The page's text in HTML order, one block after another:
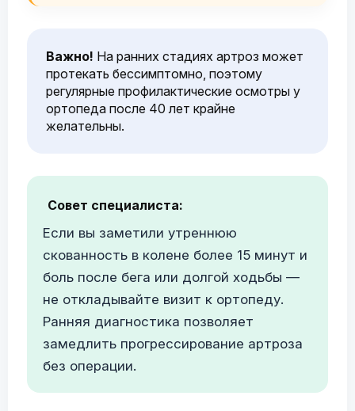
Важно! На ранних стадиях артроз может
протекать бессимптомно, поэтому
регулярные профилактические осмотры у
ортопеда после 40 лет крайне
желательны.
Совет специалиста:
Если вы заметили утреннюю
скованность в колене более 15 минут и
боль после бега или долгой ходьбы —
не откладывайте визит к ортопеду.
Ранняя диагностика позволяет
замедлить прогрессирование артроза
без операции.